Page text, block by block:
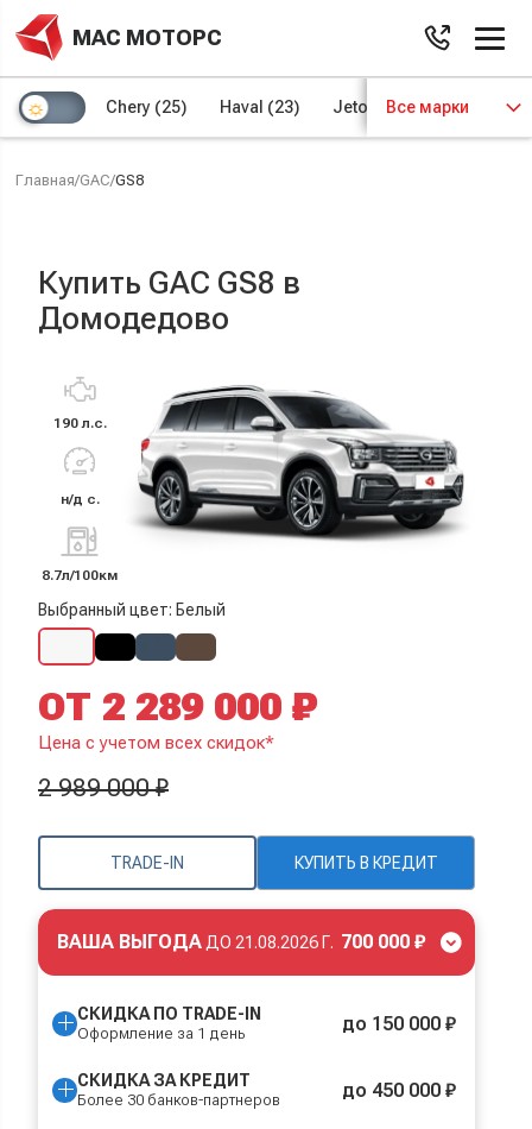
МАС МОТОРС
Chery (25) Haval (23) Jetour (8) Kaiyi (4)
Все марки
Главная/GAC/GS8
Купить GAC GS8 в
Домодедово
190 л.с.
н/д с.
8.7л/100км
Выбранный цвет: Белый
TRADE-IN КУПИТЬ В КРЕДИТ
ОТ 2 289 000 ₽
Цена с учетом всех скидок*
2 989 000 ₽
ВАША ВЫГОДА ДО 21.08.2026 Г. 700 000 ₽
СКИДКА ПО TRADE-IN
Оформление за 1 день до 150 000 ₽
СКИДКА ЗА КРЕДИТ
Более 30 банков-партнеров до 450 000 ₽